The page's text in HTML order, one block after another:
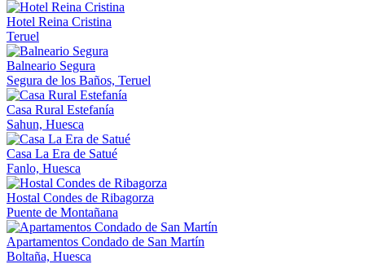
Hotel Reina Cristina
Teruel
Balneario Segura
Segura de los Baños, Teruel
Casa Rural Estefanía
Sahun, Huesca
Casa La Era de Satué
Fanlo, Huesca
Hostal Condes de Ribagorza
Puente de Montañana
Apartamentos Condado de San Martín
Boltaña, Huesca